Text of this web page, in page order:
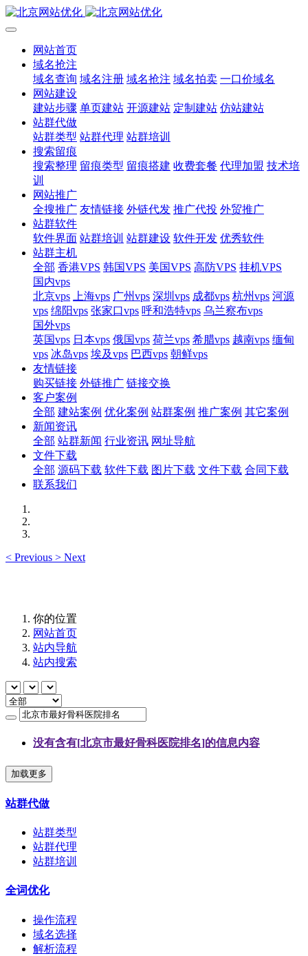
网站首页
域名抢注
域名查询 域名注册 域名抢注 域名拍卖 一口价域名
网站建设
建站步骤 单页建站 开源建站 定制建站 仿站建站
站群代做
站群类型 站群代理 站群培训
搜索留痕
搜索整理 留痕类型 留痕搭建 收费套餐 代理加盟 技术培
训
网站推广
全搜推广 友情链接 外链代发 推广代投 外贸推广
站群软件
软件界面 站群培训 站群建设 软件开发 优秀软件
站群主机
全部 香港VPS 韩国VPS 美国VPS 高防VPS 挂机VPS
国内vps
北京vps
上海vps 广州vps 深圳vps 成都vps 杭州vps 河源
vps 绵阳vps 张家口vps 呼和浩特vps 乌兰察布vps
国外vps
英国vps 日本vps 俄国vps 荷兰vps 希腊vps 越南vps 缅甸
vps 冰岛vps 埃及vps 巴西vps 朝鲜vps
友情链接
购买链接 外链推广 链接交换
客户案例
全部 建站案例 优化案例 站群案例 推广案例 其它案例
新闻资讯
全部 站群新闻 行业资讯 网址导航
文件下载
全部 源码下载 软件下载 图片下载 文件下载 合同下载
联系我们
< Previous > Next
你的位置
网站首页
站内导航
站内搜索
没有含有[北京市最好骨科医院排名]的信息内容
加载更多
站群代做
站群类型
站群代理
站群培训
全词优化
操作流程
域名选择
解析流程